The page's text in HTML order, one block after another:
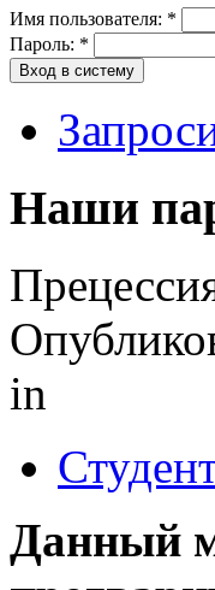
Имя пользователя: *
Пароль: *
Наши
in
Данный